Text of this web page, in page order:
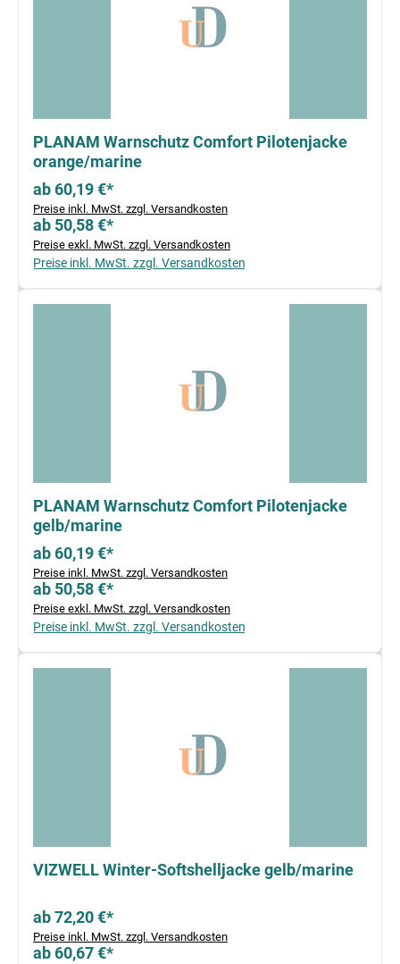
PLANAM Warnschutz Comfort Pilotenjacke
orange/marine
ab 60,19 €*
Preise inkl. MwSt. zzgl. Versandkosten
ab 50,58 €*
Preise exkl. MwSt. zzgl. Versandkosten
Preise inkl. MwSt. zzgl. Versandkosten
PLANAM Warnschutz Comfort Pilotenjacke
gelb/marine
ab 60,19 €*
Preise inkl. MwSt. zzgl. Versandkosten
ab 50,58 €*
Preise exkl. MwSt. zzgl. Versandkosten
Preise inkl. MwSt. zzgl. Versandkosten
VIZWELL Winter-Softshelljacke gelb/marine
ab 72,20 €*
Preise inkl. MwSt. zzgl. Versandkosten
ab 60,67 €*